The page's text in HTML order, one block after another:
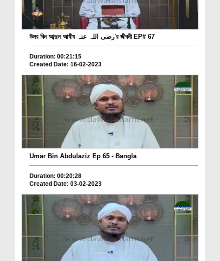
উমর বিন আব্দুল আযীয رضی اللہ عنہ'র জীবনী EP# 67
Duration: 00:21:15
Created Date: 16-02-2023
Umar Bin Abdulaziz Ep 65 - Bangla
Duration: 00:20:28
Created Date: 03-02-2023